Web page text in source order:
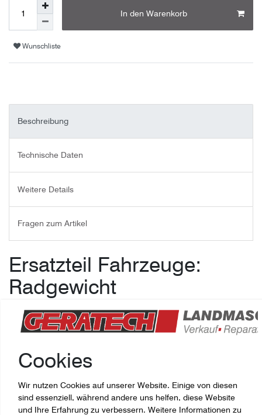
In den Warenkorb
Wunschliste
Beschreibung
Technische Daten
Weitere Details
Fragen zum Artikel
Ersatzteil Fahrzeuge:
Radgewicht
Ersatzteilnummer: MFC,
original, neuwertig,
ACHTUNG: Wir haben 2 Gewichte auf Lager, wenn Sie
ein zweites Gewicht brauchen, dann kontaktieren Sie uns
bitte vor dem Kauf
Cookies
Wir nutzen Cookies auf unserer Website. Einige von diesen
sind essenziell, während andere uns helfen, diese Website
und Ihre Erfahrung zu verbessern. Weitere Informationen zu